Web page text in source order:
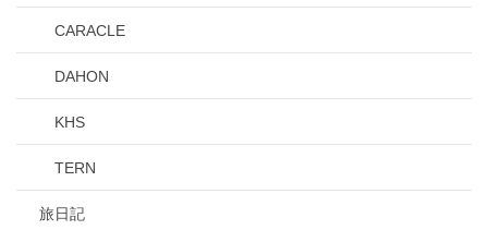
CARACLE
DAHON
KHS
TERN
旅日記